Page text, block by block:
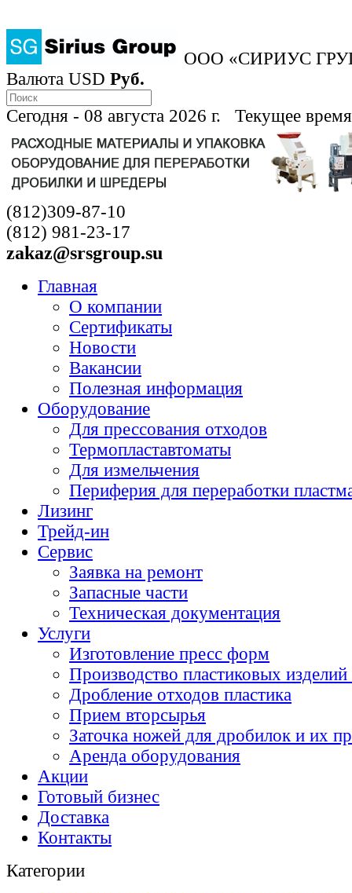
ООО «СИРИУС
Валюта USD Руб.
Сегодня - 08 августа 2026 г. Текущее
(812)309-87-10
(812) 981-23-17
zakaz@srsgroup.su
Главная
О компании
Сертификаты
Новости
Вакансии
Полезная информация
Оборудование
Для прессования отходов
Термопластавтоматы
Для измельчения
Периферия для переработки
Лизинг
Трейд-ин
Сервис
Заявка на ремонт
Запасные части
Техническая документация
Услуги
Изготовление пресс форм
Производство пластиковых изделий
Дробление отходов пластика
Прием вторсырья
Заточка ножей для дробилок и их
Аренда оборудования
Акции
Готовый бизнес
Доставка
Контакты
Категории